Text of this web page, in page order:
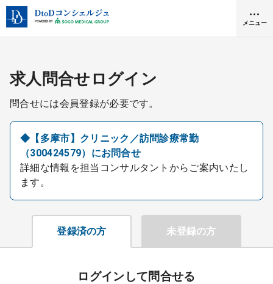
メニュー
クリニック開業
DtoDとは
お問合せ
医院の譲渡・売却をお考えの方
採用をお考えの医療機関の方
求人問合せログイン
問合せには会員登録が必要です。
◆【多摩市】クリニック／訪問診療常勤
（300424579）にお問合せ
詳細な情報を担当コンサルタントからご案内いたし
ます。
登録済の方 未登録の方
ログインして問合せる